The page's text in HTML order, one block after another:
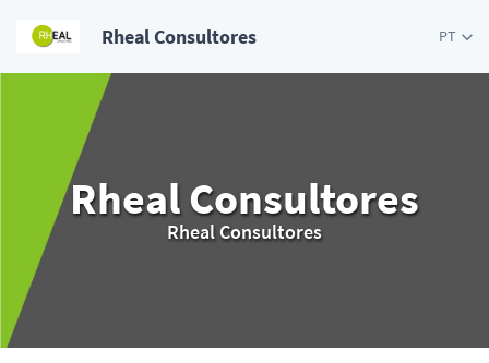
Rheal Consultores PT
Rheal Consultores
Rheal Consultores